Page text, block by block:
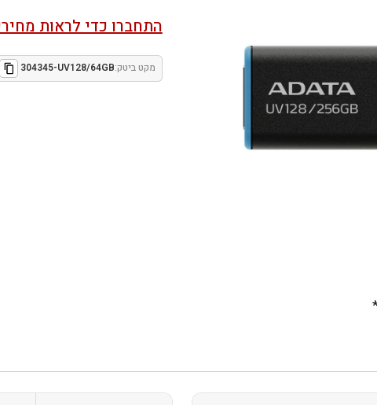
התחברו כדי לראות
מקט ביטק:304345-UV128/64GB